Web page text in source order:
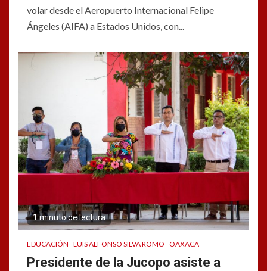
volar desde el Aeropuerto Internacional Felipe
Ángeles (AIFA) a Estados Unidos, con...
1 minuto de lectura
EDUCACIÓN LUIS ALFONSO SILVA ROMO OAXACA
Presidente de la Jucopo asiste a